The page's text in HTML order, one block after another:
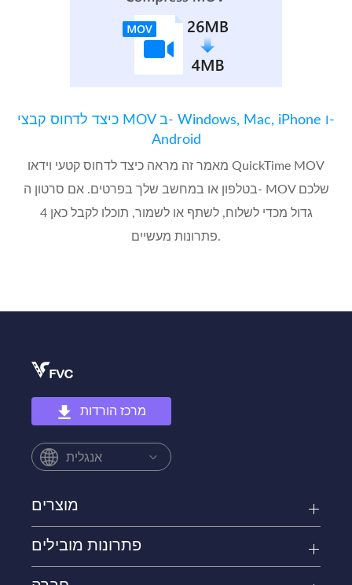
כיצד לדחוס קבצי MOV ב- Windows, Mac, iPhone ו-
Android
מאמר זה מראה כיצד לדחוס קטעי וידאו QuickTime MOV
בטלפון או במחשב שלך בפרטים. אם סרטון ה- MOV שלכם
גדול מכדי לשלוח, לשתף או לשמור, תוכלו לקבל כאן 4
פתרונות מעשיים.
מרכז הורדות
אנגלית
מוצרים
פתרונות מובילים